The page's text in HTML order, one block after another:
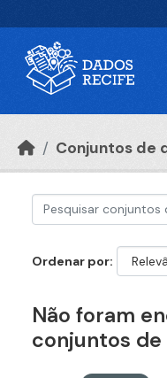
Conjuntos de
Ordenar por
Não foram
conjuntos de